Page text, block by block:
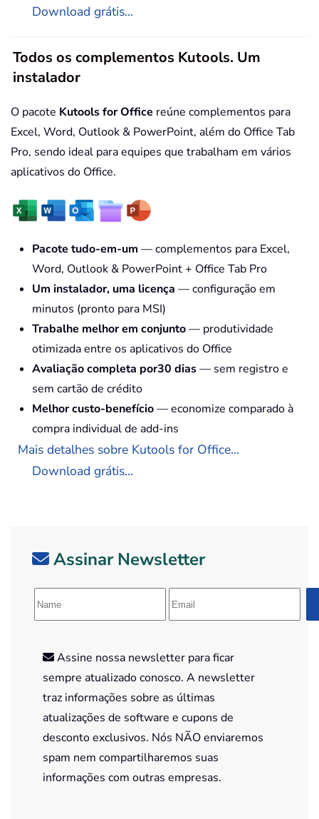
Download grátis...
Todos os complementos Kutools. Um
instalador
O pacote Kutools for Office reúne complementos para
Excel, Word, Outlook & PowerPoint, além do Office Tab
Pro, sendo ideal para equipes que trabalham em vários
aplicativos do Office.
Pacote tudo-em-um — complementos para Excel,
Word, Outlook & PowerPoint + Office Tab Pro
Um instalador, uma licença — configuração em
minutos (pronto para MSI)
Trabalhe melhor em conjunto— produtividade
otimizada entre os aplicativos do Office
Avaliação completa por30 dias— sem registro e
sem cartão de crédito
Melhor custo-benefício— economize comparado à
compra individual de add-ins
Mais detalhes sobre Kutools for Office...
Download grátis...
Assinar Newsletter
Assine nossa newsletter para ficar
sempre atualizado conosco. A newsletter
traz informações sobre as últimas
atualizações de software e cupons de
desconto exclusivos. Nós NÃO enviaremos
spam nem compartilharemos suas
informações com outras empresas.